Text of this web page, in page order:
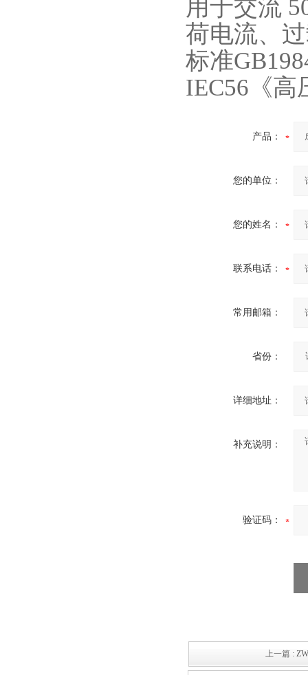
用于交流
荷电流、
标准
IEC56《高
产品：
您的单位：
您的姓名：
联系电话：
常用邮箱：
省份：
详细地址：
补充说明：
验证码：
上一篇 :